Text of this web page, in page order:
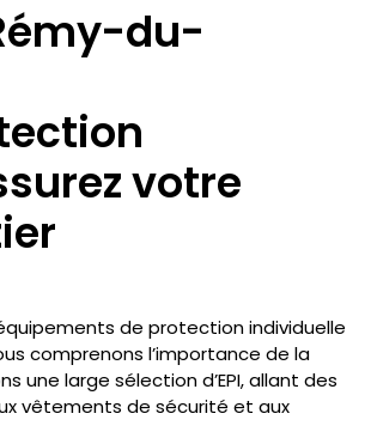
du-
votre
de protection individuelle
comprenons l’importance de la
une large sélection d’EPI, allant des
vêtements de sécurité et aux